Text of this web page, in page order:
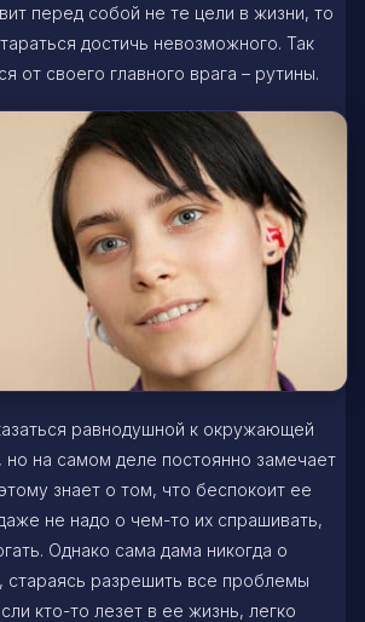
перед собой не те цели в жизни, то
достичь невозможного. Так
от своего главного врага – рутины.
равнодушной к окружающей
но на самом деле постоянно замечает
знает о том, что беспокоит ее
не надо о чем-то их спрашивать,
Однако сама дама никогда о
стараясь разрешить все проблемы
кто-то лезет в ее жизнь, легко